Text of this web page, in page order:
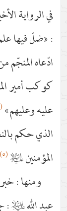
في الرواية
: «ضلّ فيها
ادّعاه
كوكب أمير
عليه وعليهم»(٤)
الذي حكم
المؤمنينعليه‌السلام(٥)
ومنها :